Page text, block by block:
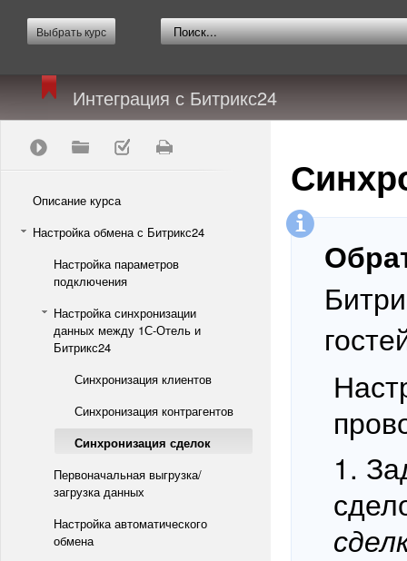
Выбрать курс
Интеграция с Битрикс24
Описание курса
Настройка обмена с Битрикс24
Настройка параметров
подключения
Настройка синхронизации
данных между 1С-Отель и
Битрикс24
Синхронизация клиентов
Синхронизация контрагентов
Синхронизация сделок
Первоначальная выгрузка/
загрузка данных
Настройка автоматического
обмена
1.